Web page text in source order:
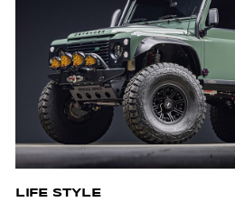
LIFE STYLE